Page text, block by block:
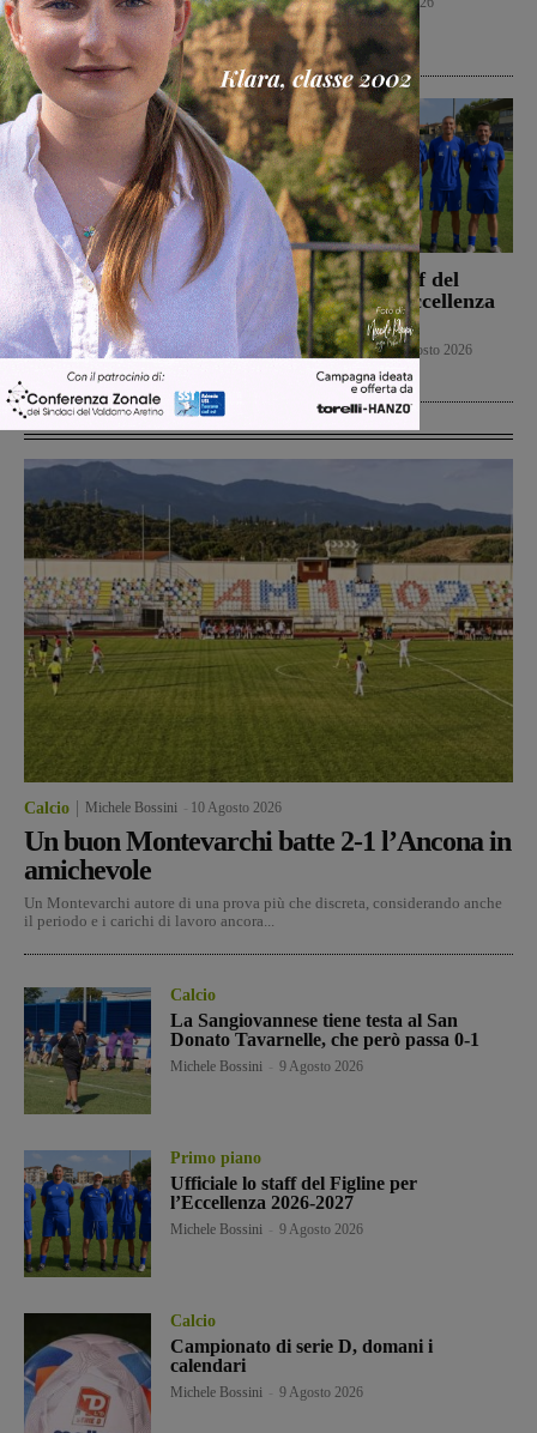
settembre
Cultura 10 Agosto 2026
La Sangiovannese tiene
testa al San Donato
Tavarnelle, che però
passa 0-1
Calcio 9 Agosto 2026
Ufficiale lo staff del
Figline per l’Eccellenza
2026-2027
Primo piano 9 Agosto 2026
Ultime Calcio
Calcio Michele Bossini 10 Agosto 2026
Un buon Montevarchi batte 2-1 l’Ancona in
amichevole
Un Montevarchi autore di una prova più che discreta, considerando anche
il periodo e i carichi di lavoro ancora...
Calcio
La Sangiovannese tiene testa al San
Donato Tavarnelle, che però passa 0-1
Michele Bossini 9 Agosto 2026
Primo piano
Ufficiale lo staff del Figline per
l’Eccellenza 2026-2027
Michele Bossini 9 Agosto 2026
Calcio
Campionato di serie D, domani i
calendari
Michele Bossini 9 Agosto 2026